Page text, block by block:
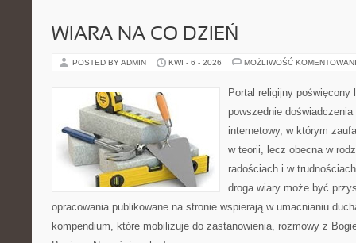
WIARA NA CO DZIEŃ
POSTED BY ADMIN KWI - 6 - 2026 MOŻLIWOŚĆ
Portal religijny poświęcony
powszednie
internetowy, w którym
w teorii, lecz obecna w
radościach i w
droga wiary może być
opracowania publikowane na stronie wspierają w umacnianiu
kompendium, które mobilizuje do zastanowienia, rozmowy z